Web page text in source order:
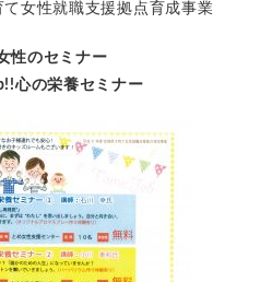
女性就職支援拠点育成事業
性のセミナー
心の栄養セミナー